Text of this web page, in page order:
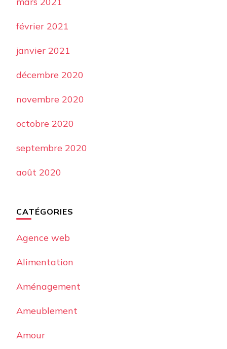
février 2021
janvier 2021
décembre 2020
novembre 2020
octobre 2020
septembre 2020
août 2020
CATÉGORIES
Agence web
Alimentation
Aménagement
Ameublement
Amour